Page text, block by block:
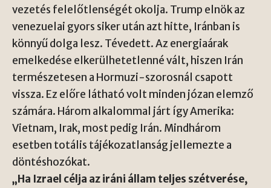
vezetés felelőtlenségét okolja. Trump elnök az
venezuelai gyors siker után azt hitte, Iránban is
könnyű dolga lesz. Tévedett. Az energiaárak
emelkedése elkerülhetetlenné vált, hiszen Irán
természetesen a Hormuzi-szorosnál csapott
vissza. Ez előre látható volt minden józan elemző
számára. Három alkalommal járt így Amerika:
Vietnam, Irak, most pedig Irán. Mindhárom
esetben totális tájékozatlanság jellemezte a
döntéshozókat.
„Ha Izrael célja az iráni állam teljes szétverése,